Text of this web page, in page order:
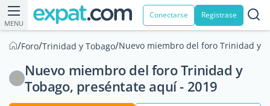
MENU
Conectarse Registrase
/Foro/Trinidad y Tobago/Nuevo miembro del foro Trinidad y
Nuevo miembro del foro Trinidad y
Tobago, preséntate aquí - 2019